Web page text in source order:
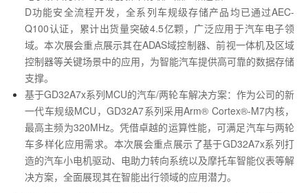
D功能安全流程开发，全系列车规级存储产品均已通过AEC-
Q100认证，累计出货量突破4.5亿颗，广泛应用于汽车电子领
域。本次展会重点展示其在ADAS域控制器、前视一体机及区域
控制器等关键场景中的应用，为智能汽车提供高可靠的数据存储
支撑。
基于GD32A7x系列MCU的汽车/两轮车解决方案：作为公司的新
一代车规级MCU，GD32A7系列采用Arm® Cortex®-M7内核，
最高主频为320MHz。凭借卓越的运算性能，可满足汽车与两轮
车多样化应用需求。本次展会重点展示了基于GD32A7x系列打
造的汽车小电机驱动、电助力转向系统以及摩托车智能仪表等解
决方案，全面展现其在智能出行领域的应用潜力。